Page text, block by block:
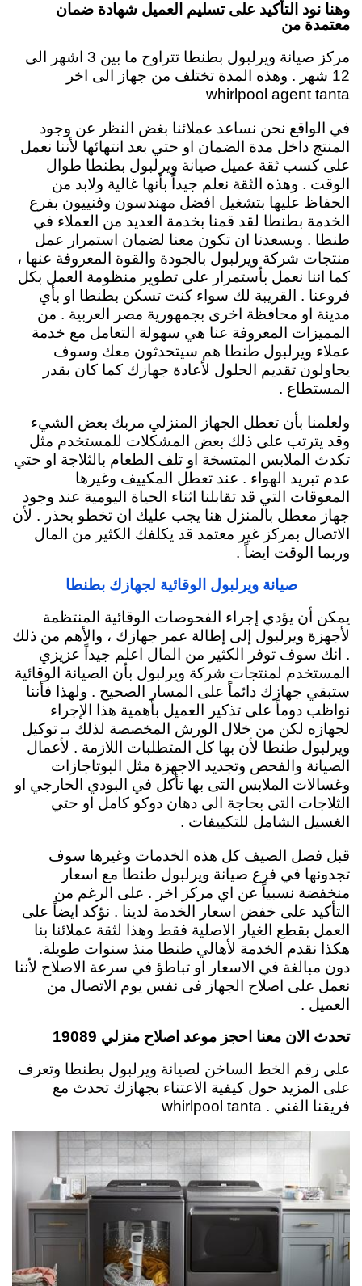
وهنا نود التأكيد على تسليم العميل شهادة ضمان
معتمدة من
مركز صيانة ويرلبول بطنطا تتراوح ما بين 3 اشهر الى
12 شهر . وهذه المدة تختلف من جهاز الى اخر
whirlpool agent tanta
في الواقع نحن نساعد عملائنا بغض النظر عن وجود
المنتج داخل مدة الضمان او حتي بعد انتهائها لأننا نعمل
على كسب ثقة عميل صيانة ويرلبول بطنطا طوال
الوقت . وهذه الثقة نعلم جيداً بأنها غالية ولابد من
الحفاظ عليها بتشغيل افضل مهندسون وفنييون بفرع
الخدمة بطنطا لقد قمنا بخدمة العديد من العملاء في
طنطا . ويسعدنا ان تكون معنا لضمان استمرار عمل
منتجات شركة ويرلبول بالجودة والقوة المعروفة عنها ،
كما اننا نعمل بأستمرار على تطوير منظومة العمل بكل
فروعنا . القريبة لك سواء كنت تسكن بطنطا او بأي
مدينة او محافظة اخرى بجمهورية مصر العربية . من
المميزات المعروفة عنا هي سهولة التعامل مع خدمة
عملاء ويرلبول طنطا هم سيتحدثون معك وسوف
يحاولون تقديم الحلول لأعادة جهازك كما كان بقدر
المستطاع .
ولعلمنا بأن تعطل الجهاز المنزلي مربك بعض الشيء
وقد يترتب على ذلك بعض المشكلات للمستخدم مثل
تكدث الملابس المتسخة او تلف الطعام بالثلاجة او حتي
عدم تبريد الهواء . عند تعطل المكييف وغيرها
المعوقات التي قد تقابلنا اثناء الحياة اليومية عند وجود
جهاز معطل بالمنزل هنا يجب عليك ان تخطو بحذر . لأن
الاتصال بمركز غير معتمد قد يكلفك الكثير من المال
وربما الوقت ايضاً .
صيانة ويرلبول الوقائية لجهازك بطنطا
يمكن أن يؤدي إجراء الفحوصات الوقائية المنتظمة
لأجهزة ويرلبول إلى إطالة عمر جهازك ، والأهم من ذلك
. انك سوف توفر الكثير من المال اعلم جيداً عزيزي
المستخدم لمنتجات شركة ويرلبول بأن الصيانة الوقائية
ستبقي جهازك دائماً على المسار الصحيح . ولهذا فأننا
نواظب دوماً على تذكير العميل بأهمية هذا الإجراء
لجهازه لكن من خلال الورش المخصصة لذلك بـ توكيل
ويرلبول طنطا لأن بها كل المتطلبات اللازمة . لأعمال
الصيانة والفحص وتجديد الاجهزة مثل البوتاجازات
وغسالات الملابس التى بها تأكل في البودي الخارجي او
الثلاجات التى بحاجة الى دهان دوكو كامل او حتي
الغسيل الشامل للتكييفات .
قبل فصل الصيف كل هذه الخدمات وغيرها سوف
تجدونها في فرع صيانة ويرلبول طنطا مع اسعار
منخفضة نسبياً عن اي مركز اخر . على الرغم من
التأكيد على خفض اسعار الخدمة لدينا . نؤكد ايضاً على
العمل بقطع الغيار الاصلية فقط وهذا لثقة عملائنا بنا
هكذا نقدم الخدمة لأهالي طنطا منذ سنوات طويلة.
دون مبالغة في الاسعار او تباطؤ في سرعة الاصلاح لأننا
نعمل على اصلاح الجهاز فى نفس يوم الاتصال من
العميل .
تحدث الان معنا احجز موعد اصلاح منزلي 19089
على رقم الخط الساخن لصيانة ويرلبول بطنطا وتعرف
على المزيد حول كيفية الاعتناء بجهازك تحدث مع
فريقنا الفني . whirlpool tanta